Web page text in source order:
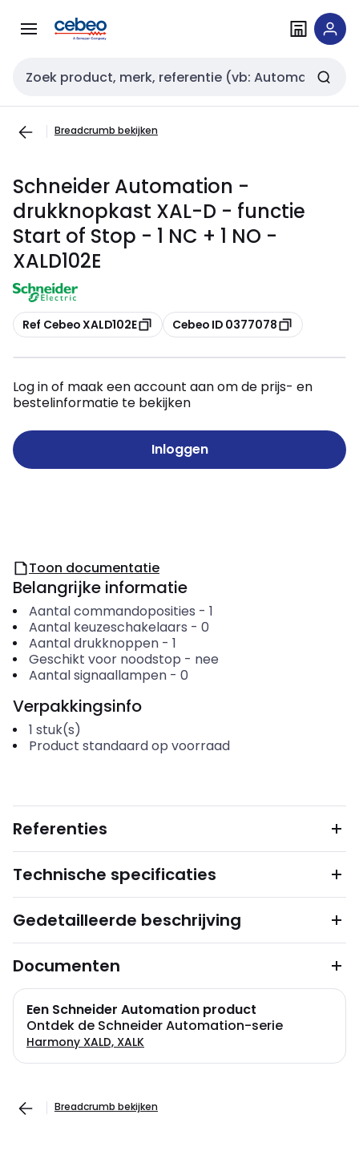
naar
naar
Zoekveld invoer
Breadcrumb bekijken
Schneider Automation -
drukknopkast XAL-D - functie
Start of Stop - 1 NC + 1 NO -
XALD102E
Kopiëren
Ref Cebeo XALD102E Kopiëren
Cebeo ID 0377078
Log in of maak een account aan om de prijs- en
bestelinformatie te bekijken
Inloggen
Toon documentatie
Belangrijke informatie
Aantal commandoposities - 1
Aantal keuzeschakelaars - 0
Aantal drukknoppen- 1
Geschikt voor noodstop - nee
Aantal signaallampen- 0
Verpakkingsinfo
1 stuk(s)
Product standaard op voorraad
Referenties
Technische specificaties
Gedetailleerde beschrijving
Documenten
Een Schneider Automation product
Ontdek de Schneider Automation-serie
Harmony XALD, XALK
Breadcrumb bekijken